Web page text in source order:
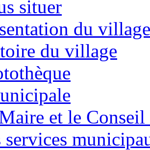
situer
du village
du village
et le
services